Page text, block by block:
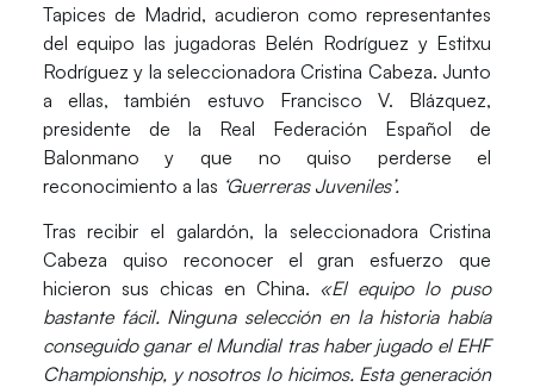
Tapices de Madrid, acudieron como representantes
del equipo las jugadoras Belén Rodríguez y Estitxu
Rodríguez y la seleccionadora Cristina Cabeza. Junto
a ellas, también estuvo Francisco V. Blázquez,
presidente de la Real Federación Español de
Balonmano y que no quiso perderse el
reconocimiento a las ‘Guerreras Juveniles’.
Tras recibir el galardón, la seleccionadoraCristina
Cabeza quiso reconocer el gran esfuerzo que
hicieron sus chicas en China. «El equipo lo puso
bastante fácil. Ninguna selección en la historia había
conseguido ganar el Mundial tras haber jugado el EHF
Championship,y nosotros lo hicimos. Esta generación